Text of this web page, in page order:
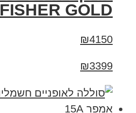
FISHER GOLD
₪4150
₪3399